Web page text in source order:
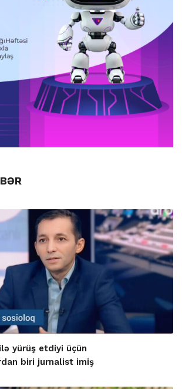
yürüş etdiyi üçün
biri jurnalist imiş